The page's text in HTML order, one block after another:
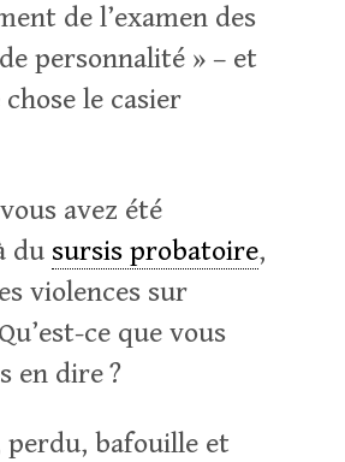
de l’examen des
personnalité » – et
le casier
avez été
du sursis probatoire,
violences sur
ce que vous
en dire ?
perdu, bafouille et